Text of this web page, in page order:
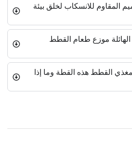
المقاوم للانسكاب لخلق بيئة
الهائلة موزع طعام القطط
القطط هذه القطة وما إذا